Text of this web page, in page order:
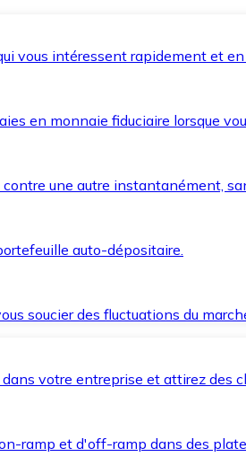
vous intéressent rapidement et en
en monnaie fiduciaire lorsque
une autre instantanément,
auto-dépositaire.
soucier des fluctuations du
votre entreprise et attirez des
ramp et d'off-ramp dans des